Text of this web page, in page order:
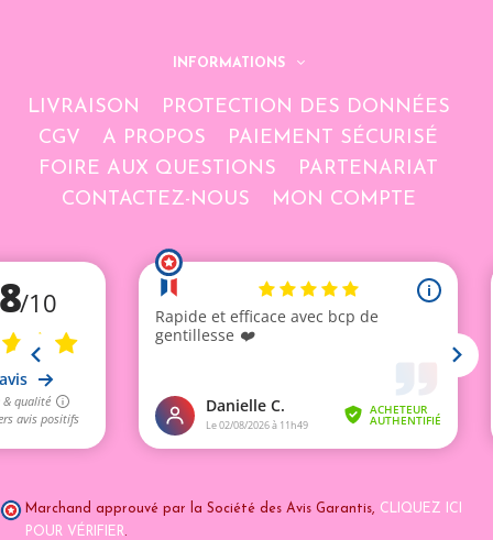
INFORMATIONS
LIVRAISON
PROTECTION DES DONNÉES
CGV
A PROPOS
PAIEMENT SÉCURISÉ
FOIRE AUX QUESTIONS
PARTENARIAT
CONTACTEZ-NOUS
MON COMPTE
Marchand approuvé par la Société des Avis Garantis, CLIQUEZ ICI
POUR VÉRIFIER.